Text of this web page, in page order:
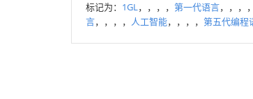
标记为： 1GL，，，， 第一代语言，，，，
言，，，， 人工智能，，，， 第五代编程